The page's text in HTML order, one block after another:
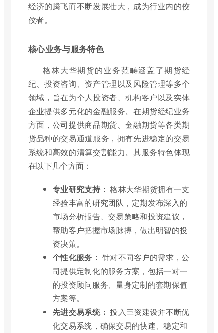
经济的腾飞而不断发展壮大，成为行业内的佼
佼者。
核心业务与服务特色
格林大华期货的业务范畴涵盖了期货经
纪、投资咨询、资产管理以及风险管理等多个
领域，旨在为个人投资者、机构客户以及实体
企业提供多元化的金融服务。在期货经纪业务
方面，公司提供商品期货、金融期货等各类期
货品种的交易通道服务，拥有先进稳定的交易
系统和高效的清算交割能力。其服务特色体现
在以下几个方面：
专业研究支持： 格林大华期货拥有一支
经验丰富的研究团队，定期发布深入的
市场分析报告、交易策略和投资建议，
帮助客户把握市场脉搏，做出明智的投
资决策。
个性化服务： 针对不同客户的需求，公
司提供定制化的服务方案，包括一对一
的投资顾问服务、量身定制的套期保值
方案等。
先进交易系统： 投入巨资建设并不断优
化交易系统，确保交易的快速、稳定和